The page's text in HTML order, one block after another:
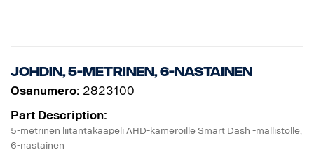
johdin, 5-metrinen, 6-nastainen
Osanumero: 2823100
Part Description:
5-metrinen liitäntäkaapeli AHD-kameroille Smart Dash -mallistolle,
6-nastainen